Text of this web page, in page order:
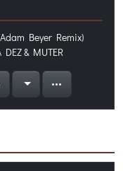
Beyer Remix)
DEZ & MUTER